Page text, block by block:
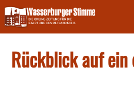
Skip
to
content
Rückblick auf